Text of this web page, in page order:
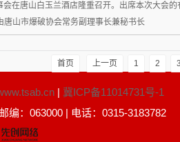
在唐山白玉兰酒店隆重召开。出席本次大会
山市爆破协会常务副理事长兼秘书长
首页 上一页 1 2 3
| 冀ICP备11014731号-1
编：063000 | 电话：0315-3183782